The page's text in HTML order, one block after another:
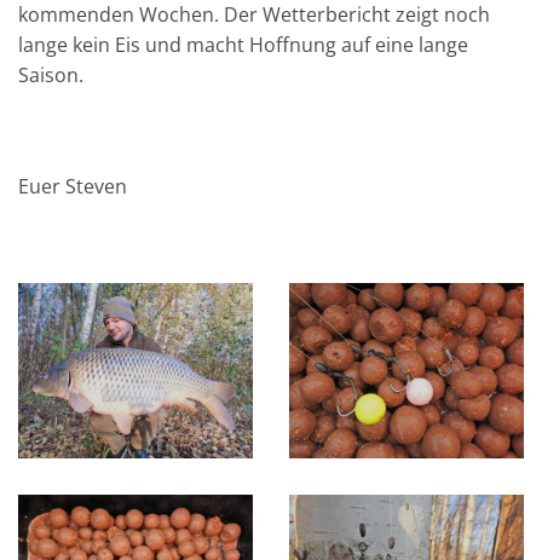
kommenden Wochen. Der Wetterbericht zeigt noch
lange kein Eis und macht Hoffnung auf eine lange
Saison.
Euer Steven